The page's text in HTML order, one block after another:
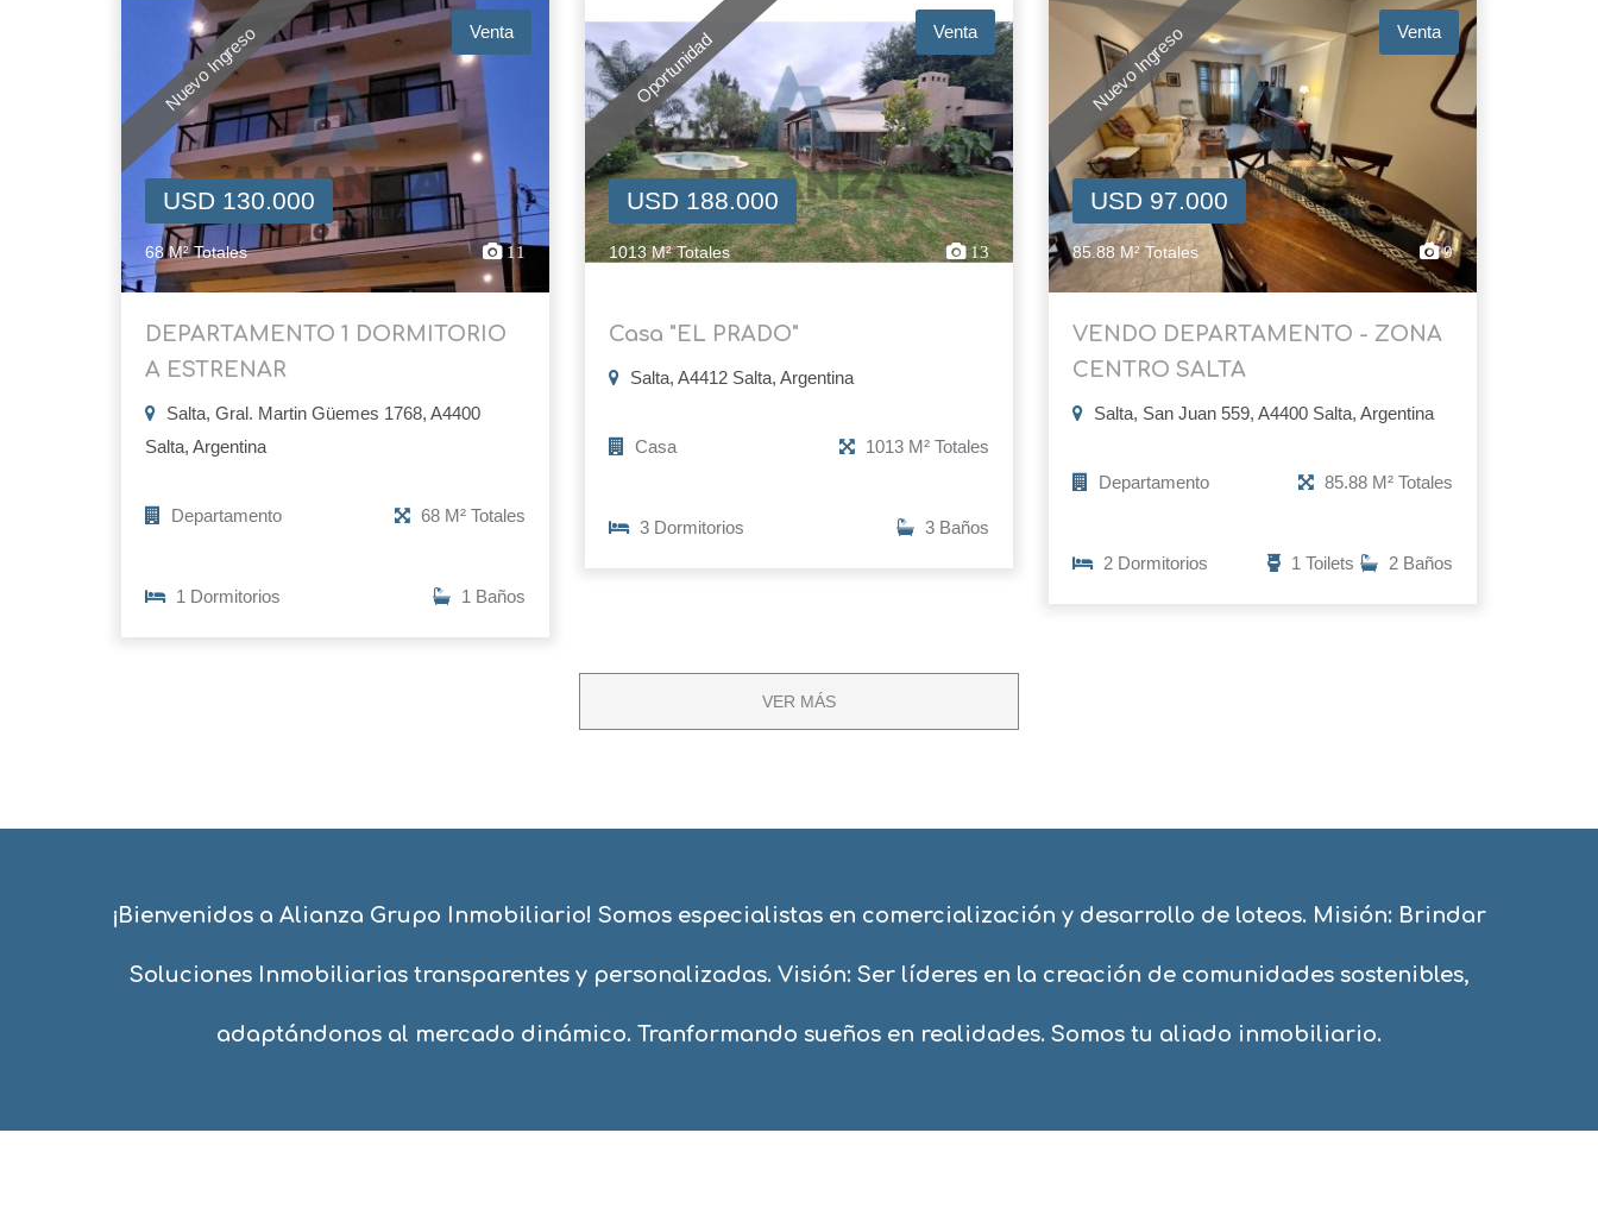
Nuevo Ingreso Venta
USD 130.000
68 M² Totales 11
DEPARTAMENTO 1 DORMITORIO
A ESTRENAR
Salta, Gral. Martin Güemes 1768, A4400
Salta, Argentina
Departamento 68 M² Totales
1 Dormitorios 1 Baños
Oportunidad Venta
USD 188.000
1013 M² Totales 13
Casa "EL PRADO"
Salta, A4412 Salta, Argentina
Casa 1013 M² Totales
3 Dormitorios 3 Baños
Nuevo Ingreso Venta
USD 97.000
85.88 M² Totales 9
VENDO DEPARTAMENTO - ZONA
CENTRO SALTA
Salta, San Juan 559, A4400 Salta, Argentina
Departamento 85.88 M² Totales
2 Dormitorios 2 Baños
1 Toilets
VER MÁS
¡Bienvenidos a Alianza Grupo Inmobiliario! Somos especialistas en comercialización y desarrollo de loteos. Misión: Brindar
Soluciones Inmobiliarias transparentes y personalizadas. Visión: Ser líderes en la creación de comunidades sostenibles,
adaptándonos al mercado dinámico. Tranformando sueños en realidades. Somos tu aliado inmobiliario.